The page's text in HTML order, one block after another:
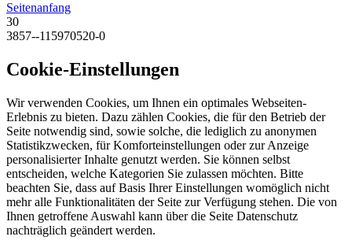
Seitenanfang
30
3857--115970520-0
Cookie-Einstellungen
Wir verwenden Cookies, um Ihnen ein optimales Webseiten-
Erlebnis zu bieten. Dazu zählen Cookies, die für den Betrieb der
Seite notwendig sind, sowie solche, die lediglich zu anonymen
Statistikzwecken, für Komforteinstellungen oder zur Anzeige
personalisierter Inhalte genutzt werden. Sie können selbst
entscheiden, welche Kategorien Sie zulassen möchten. Bitte
beachten Sie, dass auf Basis Ihrer Einstellungen womöglich nicht
mehr alle Funktionalitäten der Seite zur Verfügung stehen. Die von
Ihnen getroffene Auswahl kann über die Seite Datenschutz
nachträglich geändert werden.